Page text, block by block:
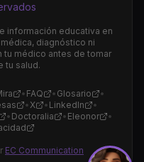
información educativa en
diagnóstico ni
tu médico antes de tomar
tu salud.
• FAQ • Glosario
•
•X • LinkedIn
•
• Doctoralia • Eleonor
•
EC Communication